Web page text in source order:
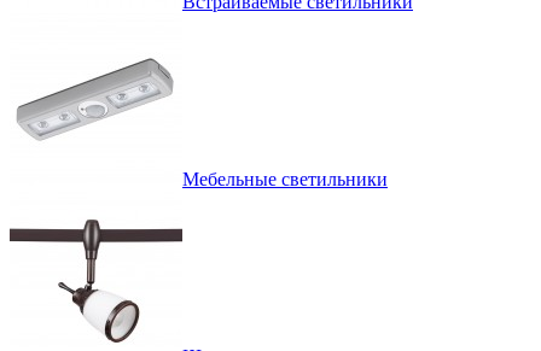
Мебельные светильники